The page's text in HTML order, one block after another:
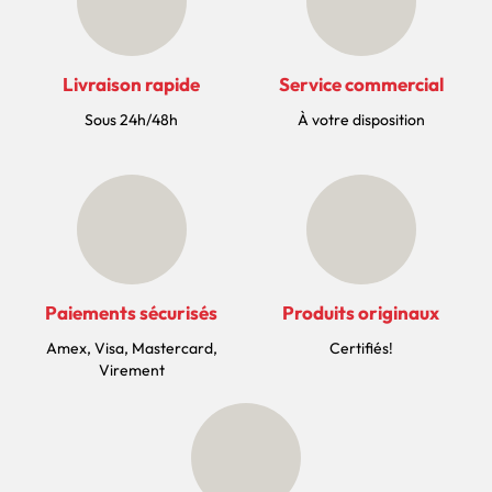
Livraison rapide
Sous 24h/48h
Service commercial
À votre disposition
Paiements sécurisés
Amex, Visa, Mastercard,
Virement
Produits originaux
Certifiés!